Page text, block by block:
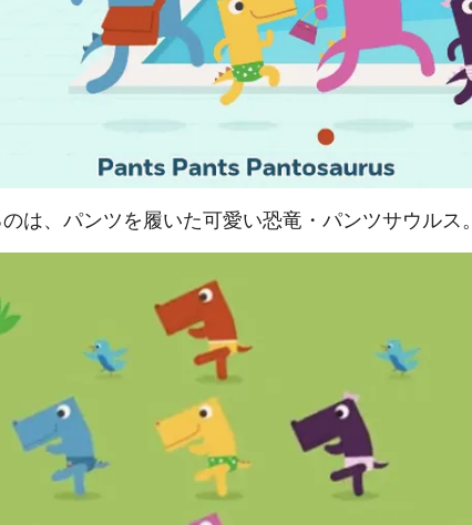
は、パンツを履いた可愛い恐竜・パンツサウルス。